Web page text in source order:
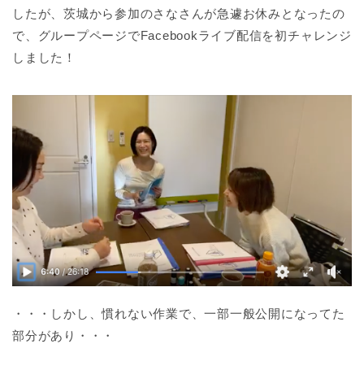
したが、茨城から参加のさなさんが急遽お休みとなったの
で、グループページでFacebookライブ配信を初チャレンジ
しま した！
・・・しかし、慣れない作業で、一部一般公開になってた
部分があり・・・